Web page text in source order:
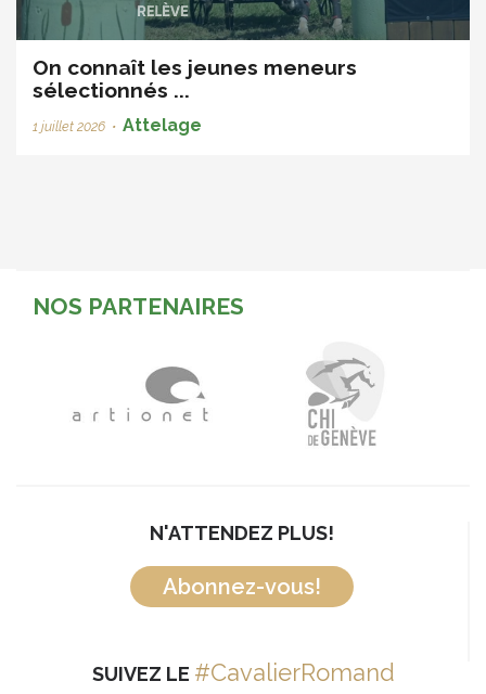
On connaît les jeunes meneurs
sélectionnés ...
1 juillet 2026 • Attelage
NOS PARTENAIRES
N'ATTENDEZ PLUS!
Abonnez-vous!
SUIVEZ LE #CavalierRomand